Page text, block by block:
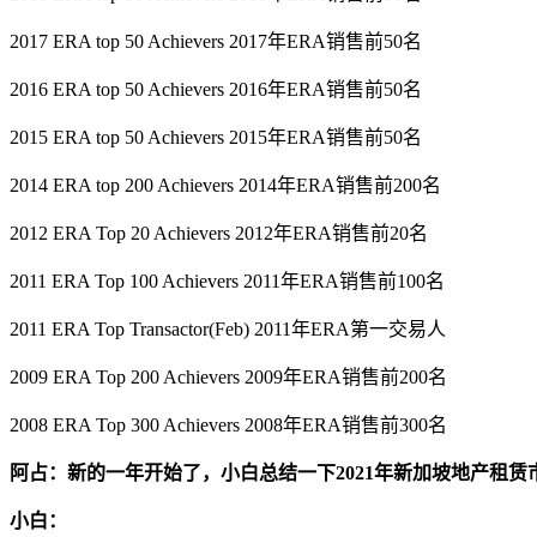
2017 ERA top 50 Achievers 2017年ERA销售前50名
2016 ERA top 50 Achievers 2016年ERA销售前50名
2015 ERA top 50 Achievers 2015年ERA销售前50名
2014 ERA top 200 Achievers 2014年ERA销售前200名
2012 ERA Top 20 Achievers 2012年ERA销售前20名
2011 ERA Top 100 Achievers 2011年ERA销售前100名
2011 ERA Top Transactor(Feb) 2011年ERA第一交易人
2009 ERA Top 200 Achievers 2009年ERA销售前200名
2008 ERA Top 300 Achievers 2008年ERA销售前300名
阿占：新的一年开始了，小白总结一下2021年新加坡地产租赁
小白：